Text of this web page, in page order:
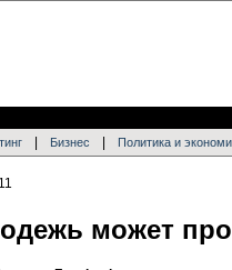
Бизнес Политика и
может